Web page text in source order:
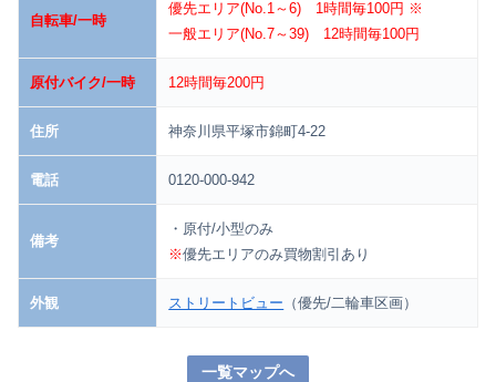
自転車/一時
優先エリア(No.1～6) 1時間毎100円 ※
一般エリア(No.7～39) 12時間毎100円
原付バイク/一時 12時間毎200円
住所 神奈川県平塚市錦町4-22
電話 0120-000-942
備考
・原付/小型のみ
※優先エリアのみ買物割引あり
外観 ストリートビュー （優先/二輪車区画）
一覧マップへ